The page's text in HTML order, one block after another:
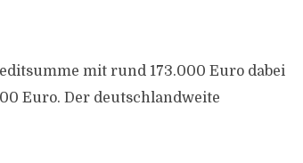
mit rund 173.000 Euro dabei
Euro. Der deutschlandweite